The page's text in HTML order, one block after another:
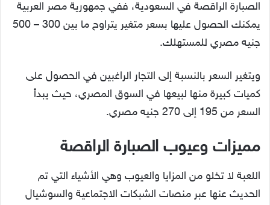
الصبارة الراقصة في السعودية، ففي جمهورية مصر العربية
يمكنك الحصول عليها بسعر متغير يتراوح ما بين 300 – 500
جنيه مصري للمستهلك.
ويتغير السعر بالنسبة إلى التجار الراغبين في الحصول على
كميات كبيرة منها لبيعها في السوق المصري، حيث يبدأ
السعر من 195 إلى 270 جنيه مصري.
مميزات وعيوب الصبارة الراقصة
اللعبة لا تخلو من المزايا والعيوب وهي الأشياء التي تم
الحديث عنها عبر منصات الشبكات الاجتماعية والسوشيال